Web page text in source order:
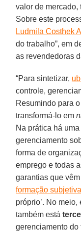
valor de mercado,
Sobre este
Ludmila Costhek
do trabalho”, em
as revendedoras
“Para sintetizar,
controle,
Resumindo para
transformá-lo em
Na prática há
gerenciamento
forma de
emprego e todas
garantias que
formação
próprio’. No
também está
gerenciamento do